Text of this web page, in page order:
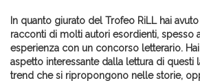
In quanto giurato del Trofeo RiLL hai
racconti di molti autori esordienti, spesso
esperienza con un concorso letterario.
aspetto interessante dalla lettura di questi
trend che si ripropongono nelle storie,